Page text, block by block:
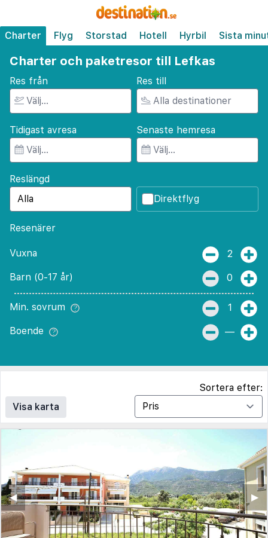
Charter Flyg Storstad Hotell Hyrbil Sista
Charter och paketresor till Lefkas
Res från Res till
Tidigast avresa Senaste hemresa
Reslängd
Direktflyg
Resenärer
Vuxna 2
Barn (0-17 år) 0
Min. sovrum 1
Boende —
Visa karta
Sortera efter:
▶︎
◀︎